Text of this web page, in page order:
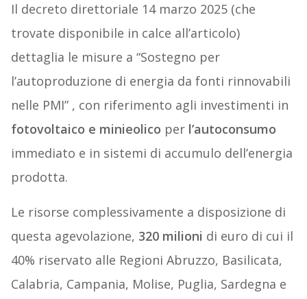
Il decreto direttoriale 14 marzo 2025 (che
trovate disponibile in calce all’articolo)
dettaglia le misure a “Sostegno per
l’autoproduzione di energia da fonti rinnovabili
nelle PMI” , con riferimento agli investimenti in
fotovoltaico e minieolico per l’autoconsumo
immediato e in sistemi di accumulo dell’energia
prodotta.
Le risorse complessivamente a disposizione di
questa agevolazione, 320 milioni di euro di cui il
40% riservato alle Regioni Abruzzo, Basilicata,
Calabria, Campania, Molise, Puglia, Sardegna e